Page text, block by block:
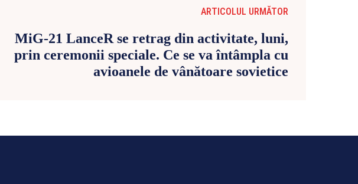
ARTICOLUL URMĂTOR
MiG-21 LanceR se retrag din activitate, luni,
prin ceremonii speciale. Ce se va întâmpla cu
avioanele de vânătoare sovietice